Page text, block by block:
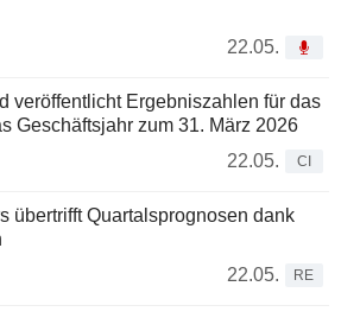
22.05.
veröffentlicht Ergebniszahlen für das
Geschäftsjahr zum 31. März 2026
22.05.
CI
übertrifft Quartalsprognosen dank
22.05.
RE